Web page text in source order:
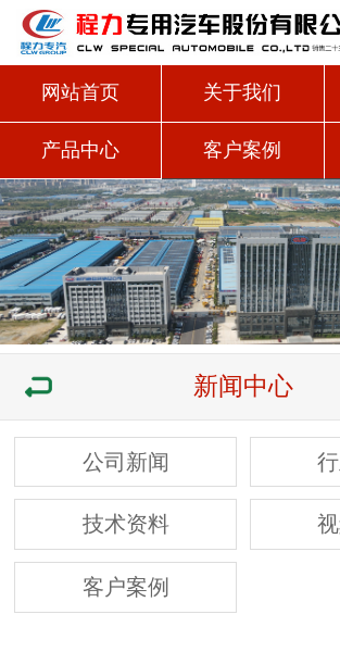
网站首页 关于我们
产品中心 客户案例
新闻中心
公司新闻
技术资料
客户案例